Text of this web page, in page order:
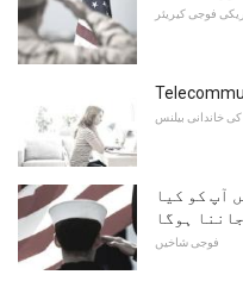
فوجی کیریئر
کی خاندانی بیلنس
آپ کو کیا
جاننا ہوگا
فوجی شاخیں